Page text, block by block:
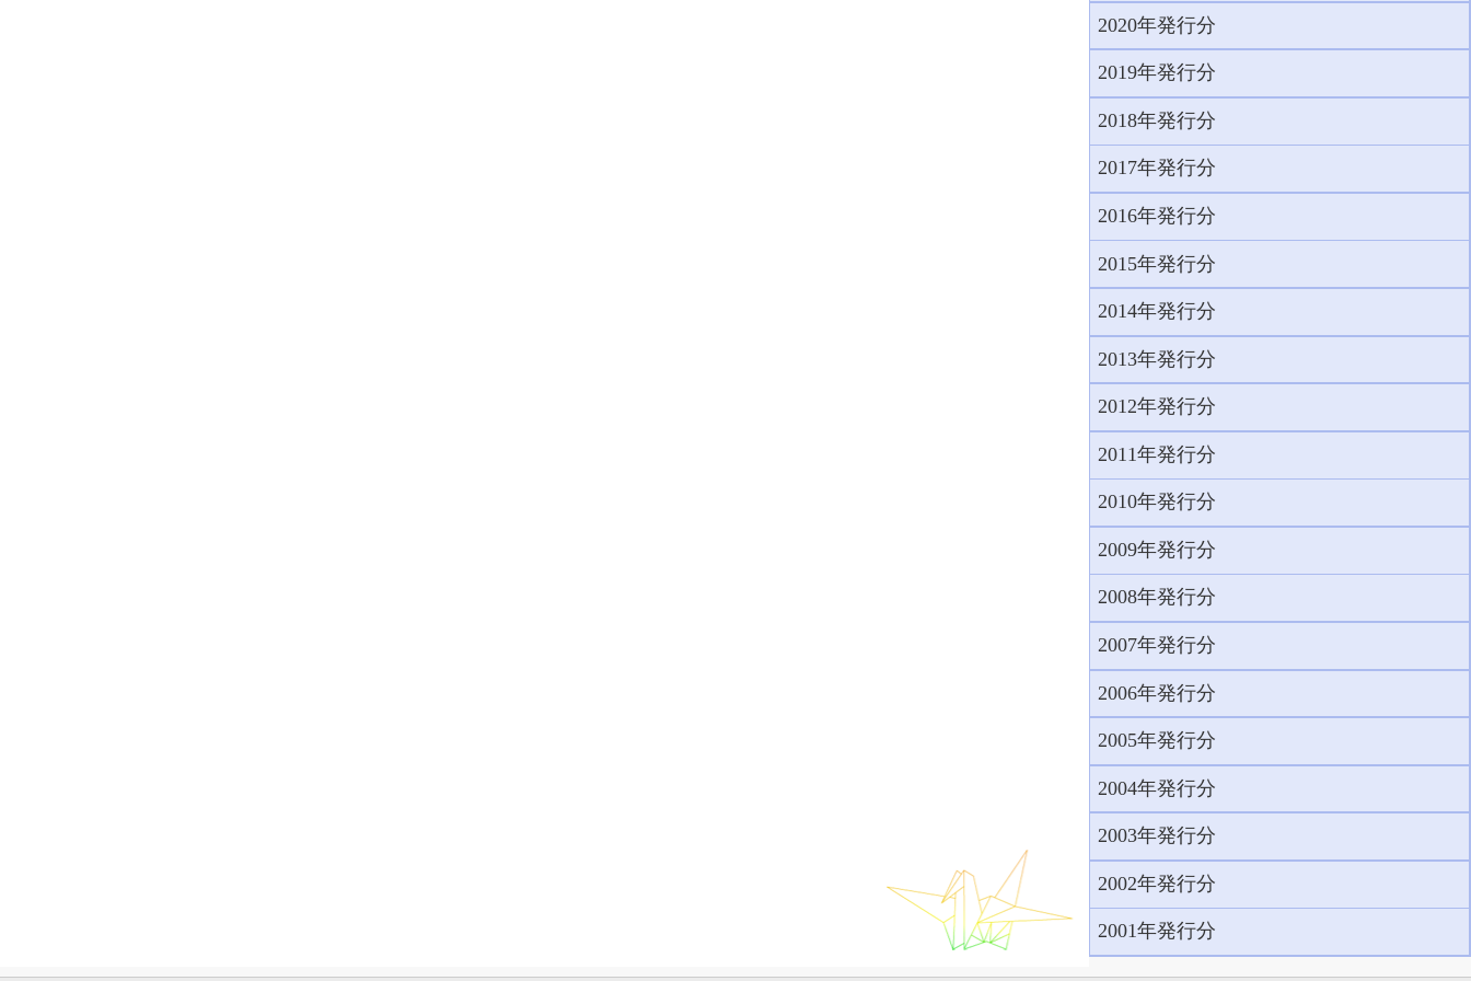
2020年発行分
2019年発行分
2018年発行分
2017年発行分
2016年発行分
2015年発行分
2014年発行分
2013年発行分
2012年発行分
2011年発行分
2010年発行分
2009年発行分
2008年発行分
2007年発行分
2006年発行分
2005年発行分
2004年発行分
2003年発行分
2002年発行分
2001年発行分